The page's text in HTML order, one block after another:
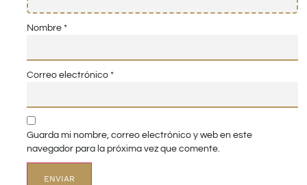
Nombre *
Correo electrónico *
Guarda mi nombre, correo electrónico y web en este
navegador para la próxima vez que comente.